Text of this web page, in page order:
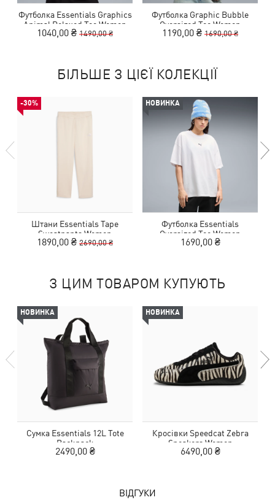
Футболка Essentials Graphics
Animal Relaxed Tee Women
1040,00 ₴ 1490,00 ₴
Футболка Graphic Bubble
Oversized Tee Women
1190,00 ₴ 1690,00 ₴
БІЛЬШЕ З ЦІЄЇ КОЛЕКЦІЇ
-30%
Штани Essentials Tape
Sweatpants Women
1890,00 ₴ 2690,00 ₴
НОВИНКА
Футболка Essentials
Oversized Tee Women
1690,00 ₴
З ЦИМ ТОВАРОМ КУПУЮТЬ
НОВИНКА
Сумка Essentials 12L Tote
Backpack
2490,00 ₴
НОВИНКА
Кросівки Speedcat Zebra
Sneakers Women
6490,00 ₴
ВІДГУКИ